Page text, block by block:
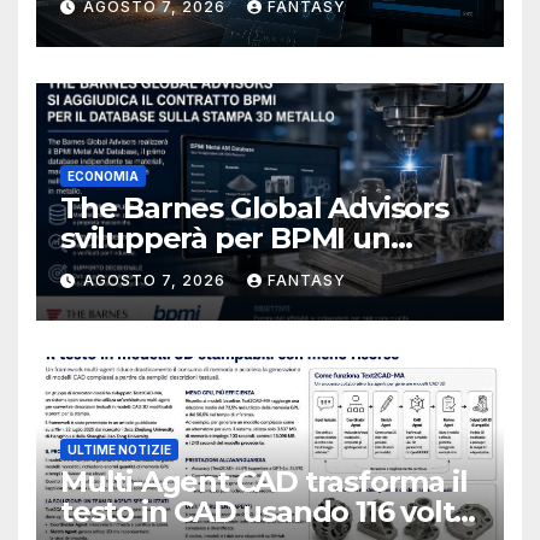
AGOSTO 7, 2026 FANTASY
ECONOMIA
The Barnes Global Advisors
svilupperà per BPMI un
database per la stampa 3D
metallica destinata alla filiera
navale statunitense
AGOSTO 7, 2026 FANTASY
ULTIME NOTIZIE
Multi-Agent CAD trasforma il
testo in CAD usando 116 volte